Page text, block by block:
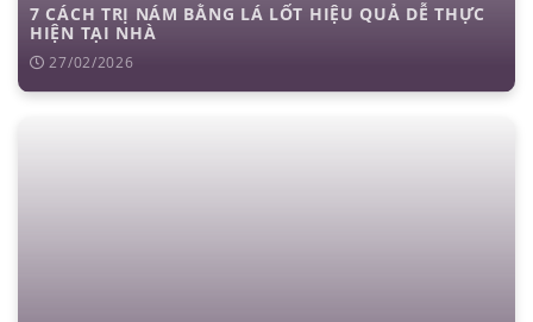
7 CÁCH TRỊ NÁM BẰNG LÁ LỐT HIỆU QUẢ DỄ THỰC
HIỆN TẠI NHÀ
27/02/2026